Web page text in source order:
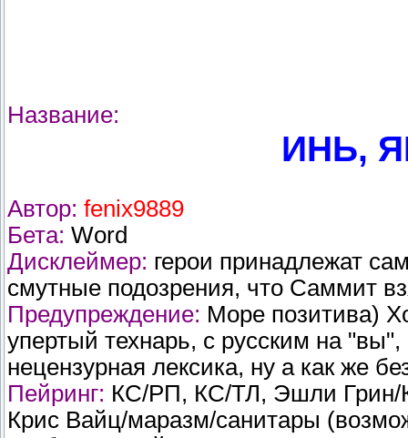
Название:
ИНЬ,
Автор: fenix9889
Бета: Word
Дисклеймер: герои принадлежат
смутные подозрения, что Саммит
Предупреждение: Море позитива)
упертый технарь, с русским на
нецензурная лексика, ну а как же
Пейринг: КС/РП, КС/ТЛ, Эшли Грин/
Крис Вайц/маразм/санитары